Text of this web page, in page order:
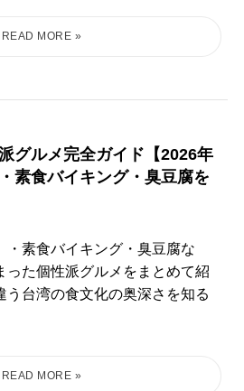
グルメ完全ガイド【2026年
素食バイキング・臭豆腐を
・素食バイキング・臭豆腐な
った個性派グルメをまとめて紹
う台湾の食文化の奥深さを知る